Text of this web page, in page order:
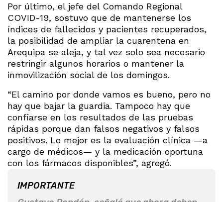
Por último, el jefe del Comando Regional
COVID-19, sostuvo que de mantenerse los
índices de fallecidos y pacientes recuperados,
la posibilidad de ampliar la cuarentena en
Arequipa se aleja, y tal vez solo sea necesario
restringir algunos horarios o mantener la
inmovilización social de los domingos.
“El camino por donde vamos es bueno, pero no
hay que bajar la guardia. Tampoco hay que
confiarse en los resultados de las pruebas
rápidas porque dan falsos negativos y falsos
positivos. Lo mejor es la evaluación clínica —a
cargo de médicos— y la medicación oportuna
con los fármacos disponibles”, agregó.
IMPORTANTE